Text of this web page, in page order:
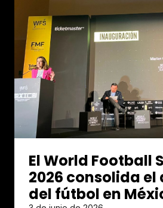
El World Football
2026 consolida el
del fútbol en